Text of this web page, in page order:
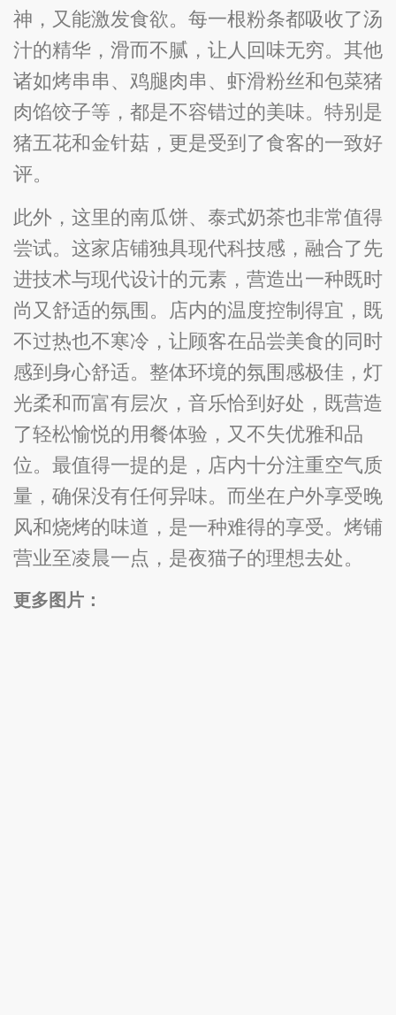
神，又能激发食欲。每一根粉条都吸收了汤
汁的精华，滑而不腻，让人回味无穷。其他
诸如烤串串、鸡腿肉串、虾滑粉丝和包菜猪
肉馅饺子等，都是不容错过的美味。特别是
猪五花和金针菇，更是受到了食客的一致好
评。
此外，这里的南瓜饼、泰式奶茶也非常值得
尝试。这家店铺独具现代科技感，融合了先
进技术与现代设计的元素，营造出一种既时
尚又舒适的氛围。店内的温度控制得宜，既
不过热也不寒冷，让顾客在品尝美食的同时
感到身心舒适。整体环境的氛围感极佳，灯
光柔和而富有层次，音乐恰到好处，既营造
了轻松愉悦的用餐体验，又不失优雅和品
位。最值得一提的是，店内十分注重空气质
量，确保没有任何异味。而坐在户外享受晚
风和烧烤的味道，是一种难得的享受。烤铺
营业至凌晨一点，是夜猫子的理想去处。
更多图片：